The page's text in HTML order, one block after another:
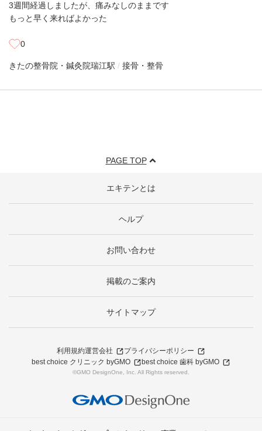
3週間経過しましたが、痛みなしのままです
もっと早く来ればよかった
0
きたの整骨院・鍼灸院瑞江駅 接骨・整骨
PAGE TOP
エキテンとは
ヘルプ
お問い合わせ
掲載のご案内
サイトマップ
利用規約運営会社
プライバシーポリシー
best choice クリニック byGMO
best choice 歯科 byGMO
©GMO DesignOne, Inc. All Rights reserved.